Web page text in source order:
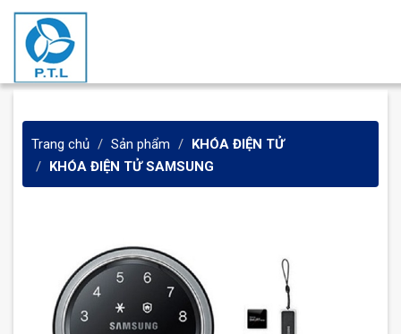
Trang chủ Sản phẩm
KHÓA ĐIỆN TỬ
KHÓA ĐIỆN TỬ SAMSUNG